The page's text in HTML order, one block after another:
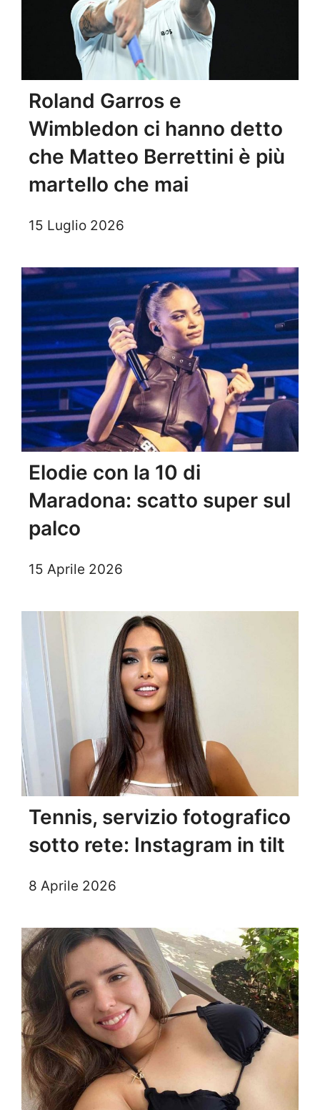
Roland Garros e
Wimbledon ci hanno detto
che Matteo Berrettini è più
martello che mai
15 Luglio 2026
Elodie con la 10 di
Maradona: scatto super sul
palco
15 Aprile 2026
Tennis, servizio fotografico
sotto rete: Instagram in tilt
8 Aprile 2026